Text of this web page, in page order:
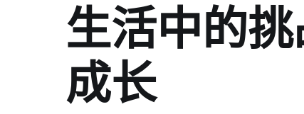
生活中的
成长